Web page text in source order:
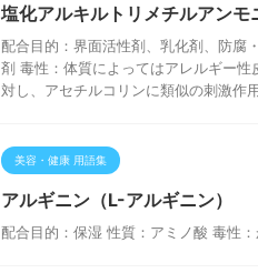
塩化アルキルトリメチルアンモ
配合目的：界面活性剤、乳化剤、防腐
剤 毒性：体質によってはアレルギー
対し、アセチルコリンに類似の刺激作
美容・健康 用語集
アルギニン（L-アルギニン）
配合目的：保湿 性質：アミノ酸 毒性：